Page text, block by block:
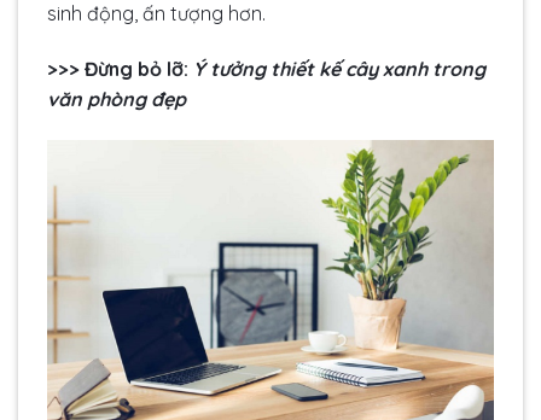
sinh động, ấn tượng hơn.
>>> Đừng bỏ lỡ: Ý tưởng thiết kế cây xanh trong
văn phòng đẹp